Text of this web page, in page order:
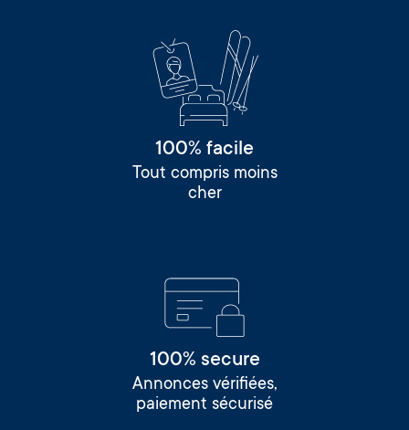
100% facile
Tout compris moins
cher
100% secure
Annonces vérifiées,
paiement sécurisé